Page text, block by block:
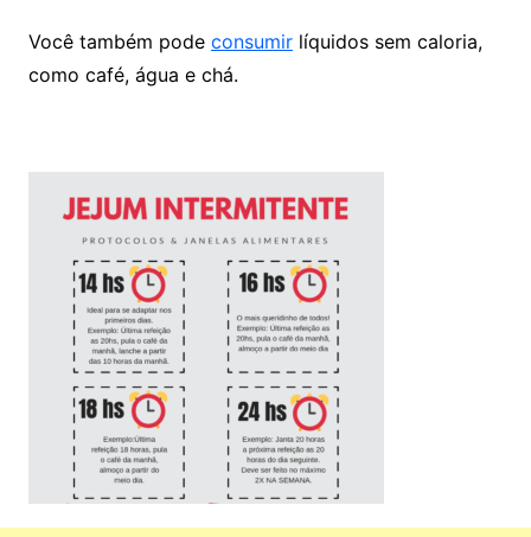
Você também pode consumirlíquidos sem caloria,
como café, água e chá.